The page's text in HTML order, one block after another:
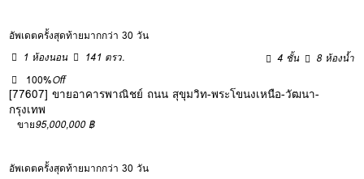
อัพเดตครั้งสุดท้ายมากกว่า 30 วัน
1 ห้องนอน
141 ตรว. 4 ชั้น
8 ห้องน้ำ
100%Off
[77607] ขายอาคารพาณิชย์ ถนน สุขุมวิท-พระโขนงเหนือ-วัฒนา-
กรุงเทพ
ขาย95,000,000 ฿
อัพเดตครั้งสุดท้ายมากกว่า 30 วัน